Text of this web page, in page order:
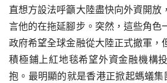
直想方設法呼籲大陸盡快向外資開放
言他的在拖延腳步。突然，這些角色
政府希望全球金融從大陸正式撤軍，
積極鋪上紅地毯希望外資金融機構
抱。最明顯的就是香港正掀起螞蟻集